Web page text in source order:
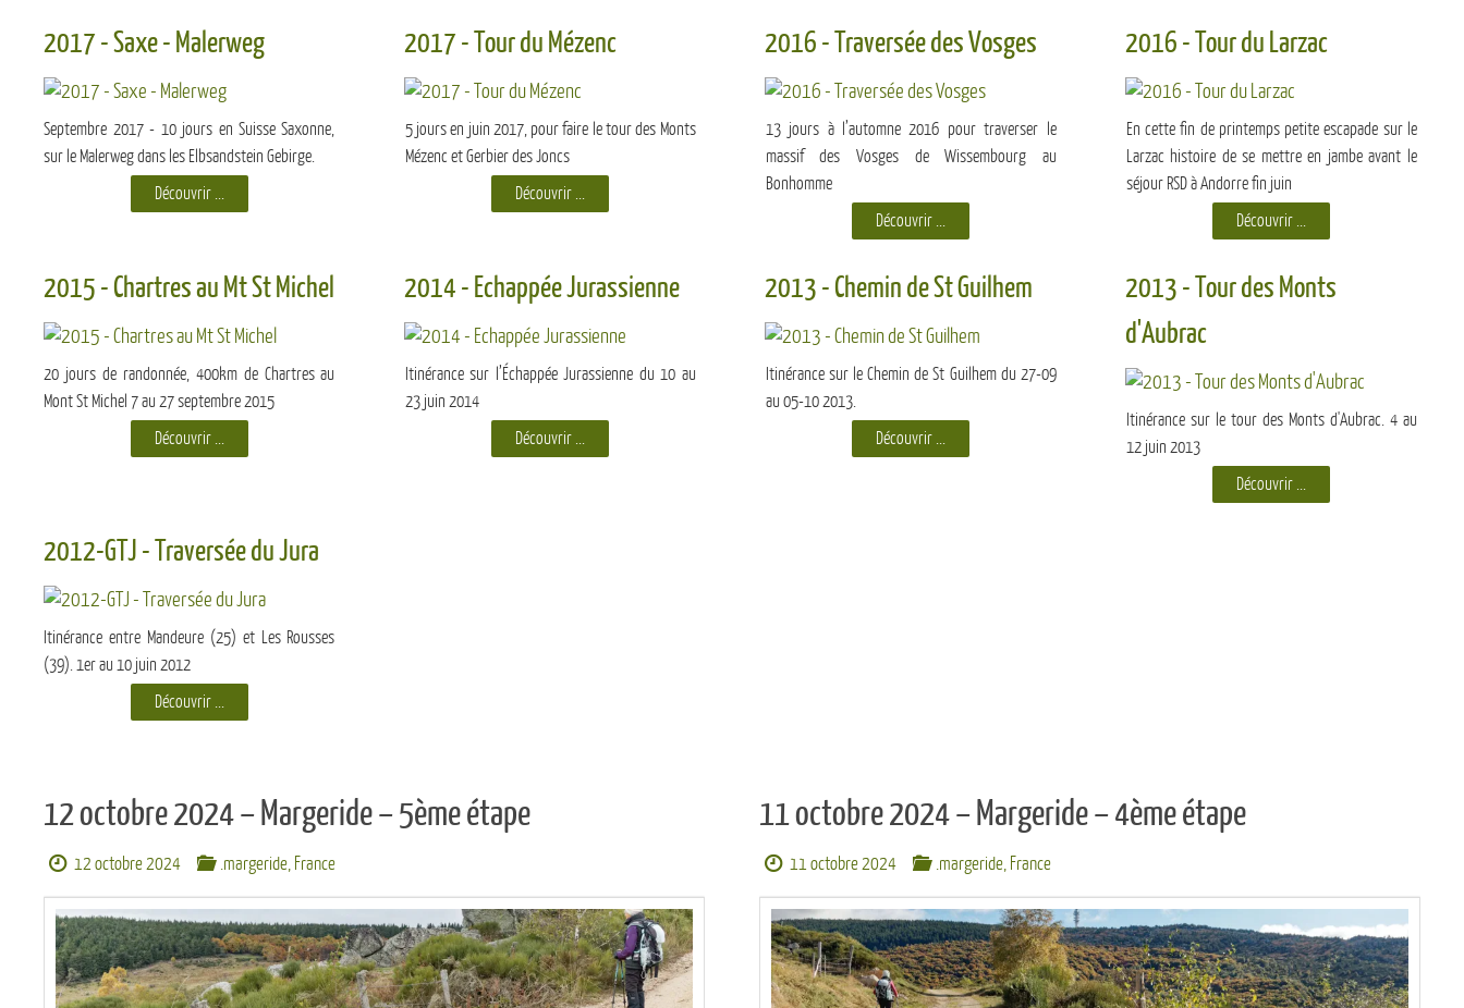
2017 - Saxe - Malerweg
Septembre 2017 - 10 jours en Suisse Saxonne,
sur le Malerweg dans les Elbsandstein Gebirge.
Découvrir ...
2017 - Tour du Mézenc
5 jours en juin 2017, pour faire le tour des Monts
Mézenc et Gerbier des Joncs
Découvrir ...
2016 - Traversée des Vosges
13 jours à l’automne 2016 pour traverser le
massif des Vosges de Wissembourg au
Bonhomme
Découvrir ...
2016 - Tour du Larzac
En cette fin de printemps petite escapade sur le
Larzac histoire de se mettre en jambe avant le
séjour RSD à Andorre fin juin
Découvrir ...
2015 - Chartres au Mt St Michel
20 jours de randonnée, 400km de Chartres au
Mont St Michel 7 au 27 septembre 2015
Découvrir ...
2014 - Echappée Jurassienne
Itinérance sur l’Échappée Jurassienne du 10 au
23 juin 2014
Découvrir ...
2013 - Chemin de St Guilhem
Itinérance sur le Chemin de St Guilhem du 27-09
au 05-10 2013.
Découvrir ...
2013 - Tour des Monts
d'Aubrac
Itinérance sur le tour des Monts d'Aubrac. 4 au
12 juin 2013
Découvrir ...
2012-GTJ - Traversée du Jura
Itinérance entre Mandeure (25) et Les Rousses
(39). 1er au 10 juin 2012
Découvrir ...
12 octobre 2024 – Margeride – 5ème étape
12 octobre 2024 .margeride, France
11 octobre 2024 – Margeride – 4ème étape
11 octobre 2024 .margeride, France